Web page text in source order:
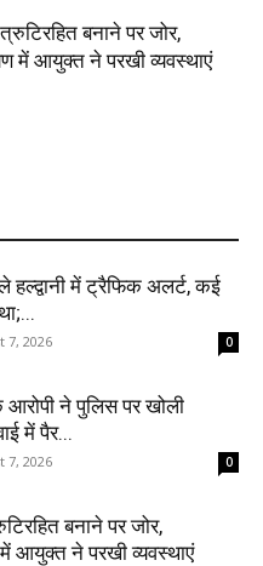
बनाने पर जोर,
में आयुक्त ने परखी व्यवस्थाएं
में ट्रैफिक अलर्ट, कई
7, 2026 0
ने पुलिस पर खोली
में पैर...
7, 2026 0
बनाने पर जोर,
आयुक्त ने परखी व्यवस्थाएं